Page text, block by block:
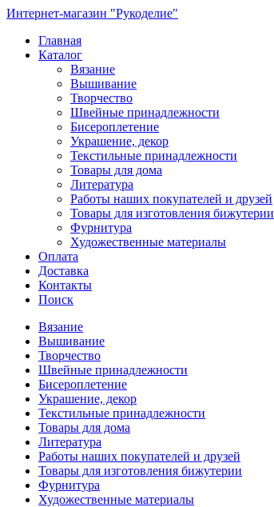
Интернет-магазин "Рукоделие"
Главная
Каталог
Вязание
Вышивание
Творчество
Швейные принадлежности
Бисероплетение
Украшение, декор
Текстильные принадлежности
Товары для дома
Литература
Работы наших покупателей и друзей
Товары для изготовления бижутерии
Фурнитура
Художественные материалы
Оплата
Доставка
Контакты
Поиск
Вязание
Вышивание
Творчество
Швейные принадлежности
Бисероплетение
Украшение, декор
Текстильные принадлежности
Товары для дома
Литература
Работы наших покупателей и друзей
Товары для изготовления бижутерии
Фурнитура
Художественные материалы